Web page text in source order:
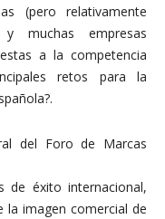
(pero relativamente
y muchas empresas
a la competencia
retos para la
del Foro de Marcas
de éxito internacional,
la imagen comercial de